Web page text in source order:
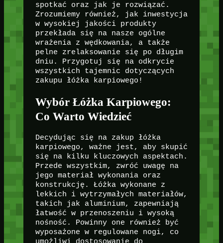
spotkać oraz jak je rozwiązać.
Zrozumiemy również, jak inwestycja
w wysokiej jakości produkty
przekłada się na nasze ogólne
wrażenia z wędkowania, a także
pelne zrelaksowanie się po długim
dniu. Przygotuj się na odkrycie
wszystkich tajemnic dotyczących
zakupu łóżka karpiowego!
Wybór Łóżka Karpiowego:
Co Warto Wiedzieć
Decydując się na zakup łóżka
karpiowego, ważne jest, aby skupić
się na kilku kluczowych aspektach.
Przede wszystkim, zwróć uwagę na
jego materiał wykonania oraz
konstrukcję. Łóżka wykonane z
lekkich i wytrzymałych materiałów,
takich jak aluminium, zapewniają
łatwość w przenoszeniu i wysoką
nośność. Powinny one również być
wyposażone w regulowane nogi, co